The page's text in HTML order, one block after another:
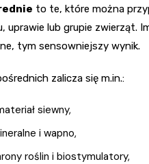
to te, które można
uprawie lub grupie zwierząt.
tym sensowniejszy wynik.
zalicza się m.in.:
siewny,
i wapno,
roślin i biostymulatory,